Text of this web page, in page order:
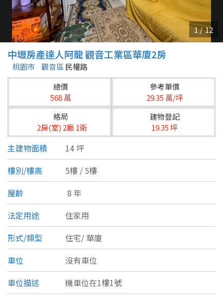
2026 高雄降價好屋限量釋出
縣市
不限
台北市
基隆市
新北市
宜蘭縣
桃園市
新竹市
新竹縣
苗栗縣
台中市
彰化縣
區域
類型(可複選)
公寓
別墅 透天厝
農舍 辦公
中壢房產達人阿龍 觀音工業區華廈2房
桃園市 觀音區 民權路
總價
568 萬
參考單價
29.35 萬/坪
格局
2房(室) 2廳 1衛
建物登記
19.35 坪
主建物面積
14 坪
樓別/樓高
5樓 / 5樓
屋齡
8 年
法定用途
住家用
形式/類型
住宅/ 華廈
車位
沒有車位
車位描述
機車位在1樓1號